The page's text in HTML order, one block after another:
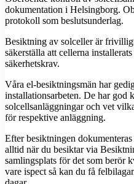
dokumentation i Helsingborg.
protokoll som beslutsunderlag.
Besiktning av solceller är
säkerställa att cellerna
säkerhetskrav.
Våra el-besiktningsmän har
installationsarbeten. De har god
solcellsanläggningar och vet
för respektive anläggning.
Efter besiktningen
alltid när du besiktar via
samlingsplats för det som berör
vare ispect så kan du få